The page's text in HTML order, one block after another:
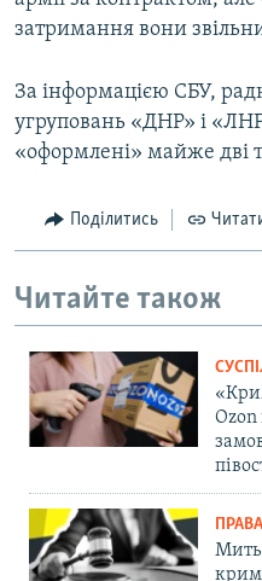
затримання вони
За інформацією СБУ,
угруповань «ДНР» і
«оформлені» майже дві
Поділитись
Читайте також
Мить